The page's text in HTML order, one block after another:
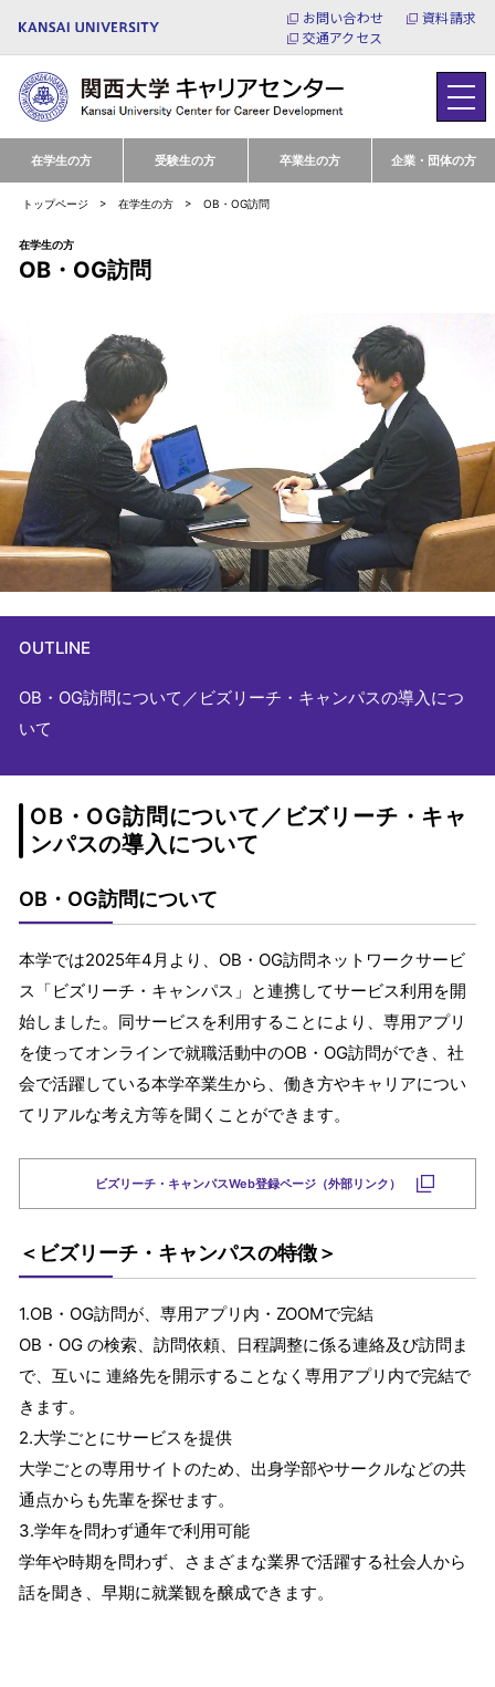
お問い合わせ
資料請求
交通アクセス
在学生の方 受験生の方 卒業生の方 企業・団体の方
トップページ 在学生の方 OB・OG訪問
在学生の方
OB・OG訪問
OUTLINE
OB・OG訪問について／ビズリーチ・キャンパスの導入につ
いて
OB・OG訪問について／ビズリーチ・キャ
ンパスの導入について
OB・OG訪問について
本学では2025年4月より、OB・OG訪問ネットワークサービ
ス「ビズリーチ・キャンパス」と連携してサービス利用を開
始しました。同サービスを利用することにより、専用アプリ
を使ってオンラインで就職活動中のOB・OG訪問ができ、社
会で活躍している本学卒業生から、働き⽅やキャリアについ
てリアルな考え⽅等を聞くことができます。
ビズリーチ・キャンパスWeb登録ページ（外部リンク）
＜ビズリーチ・キャンパスの特徴＞
1.OB・OG訪問が、専用アプリ内・ZOOMで完結
OB・OG の検索、訪問依頼、日程調整に係る連絡及び訪問ま
で、互いに 連絡先を開示することなく専用アプリ内で完結で
きます。
2.大学ごとにサービスを提供
大学ごとの専用サイトのため、出身学部やサークルなどの共
通点からも先輩を探せます。
3.学年を問わず通年で利用可能
学年や時期を問わず、さまざまな業界で活躍する社会人から
話を聞き、早期に就業観を醸成できます。